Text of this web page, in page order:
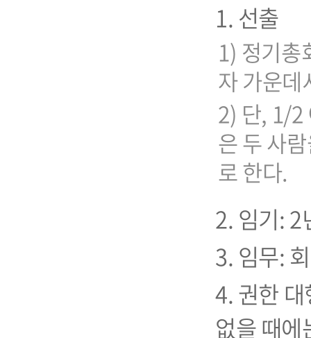
1. 선출
1) 정기총
자 가운데
2) 단, 1/2
은 두 사
로 한다.
2. 임기: 2
3. 임무:
4. 권한
없을 때